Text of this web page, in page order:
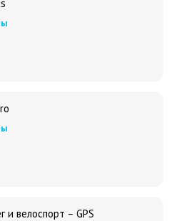
и велоспорт – GPS